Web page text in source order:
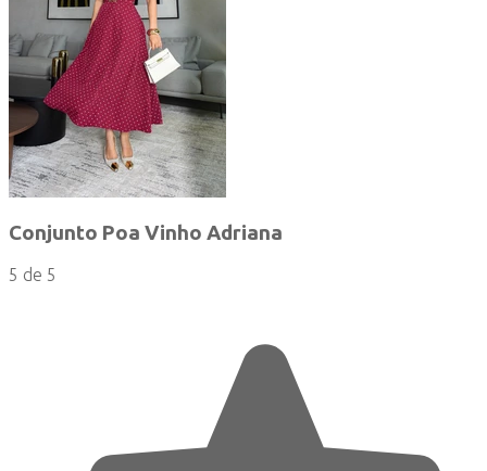
Conjunto Poa Vinho Adriana
5 de 5